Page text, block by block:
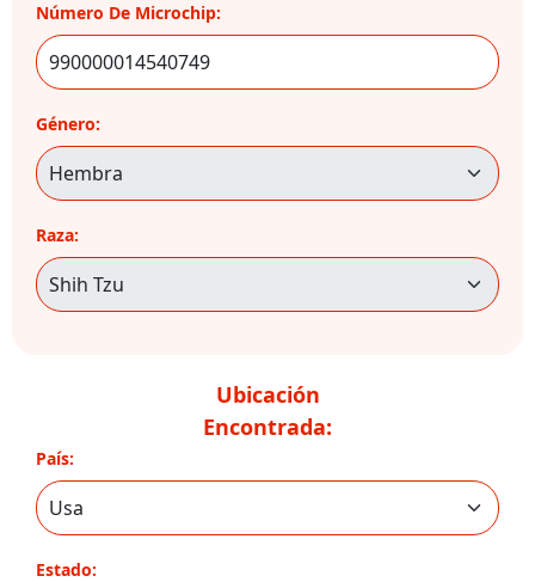
Número De Microchip:
Género:
Raza:
Ubicación
Encontrada:
País:
Estado: